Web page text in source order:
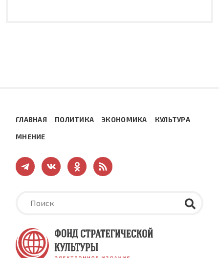
ГЛАВНАЯ ПОЛИТИКА ЭКОНОМИКА КУЛЬТУРА
МНЕНИЕ